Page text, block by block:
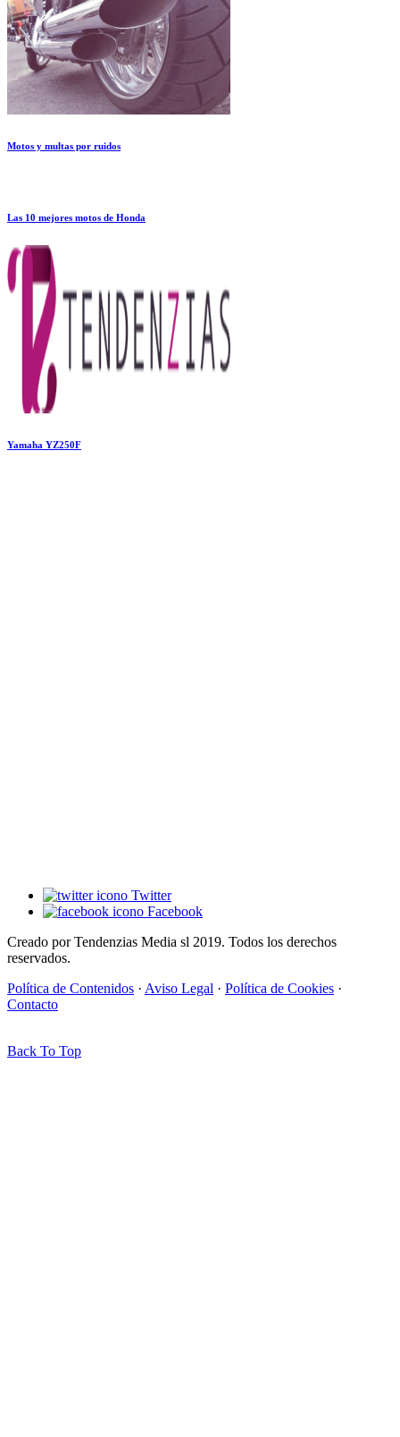
Motos y multas por ruidos
Las 10 mejores motos de Honda
Yamaha YZ250F
Twitter
Facebook
Creado por Tendenzias Media sl 2019. Todos los derechos
reservados.
Política de Contenidos · Aviso Legal · Política de Cookies ·
Contacto
Back To Top